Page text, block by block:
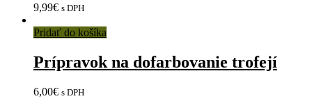
9,99€ s DPH
Pridať do košíka
Prípravok na dofarbovanie trofejí
6,00€ s DPH